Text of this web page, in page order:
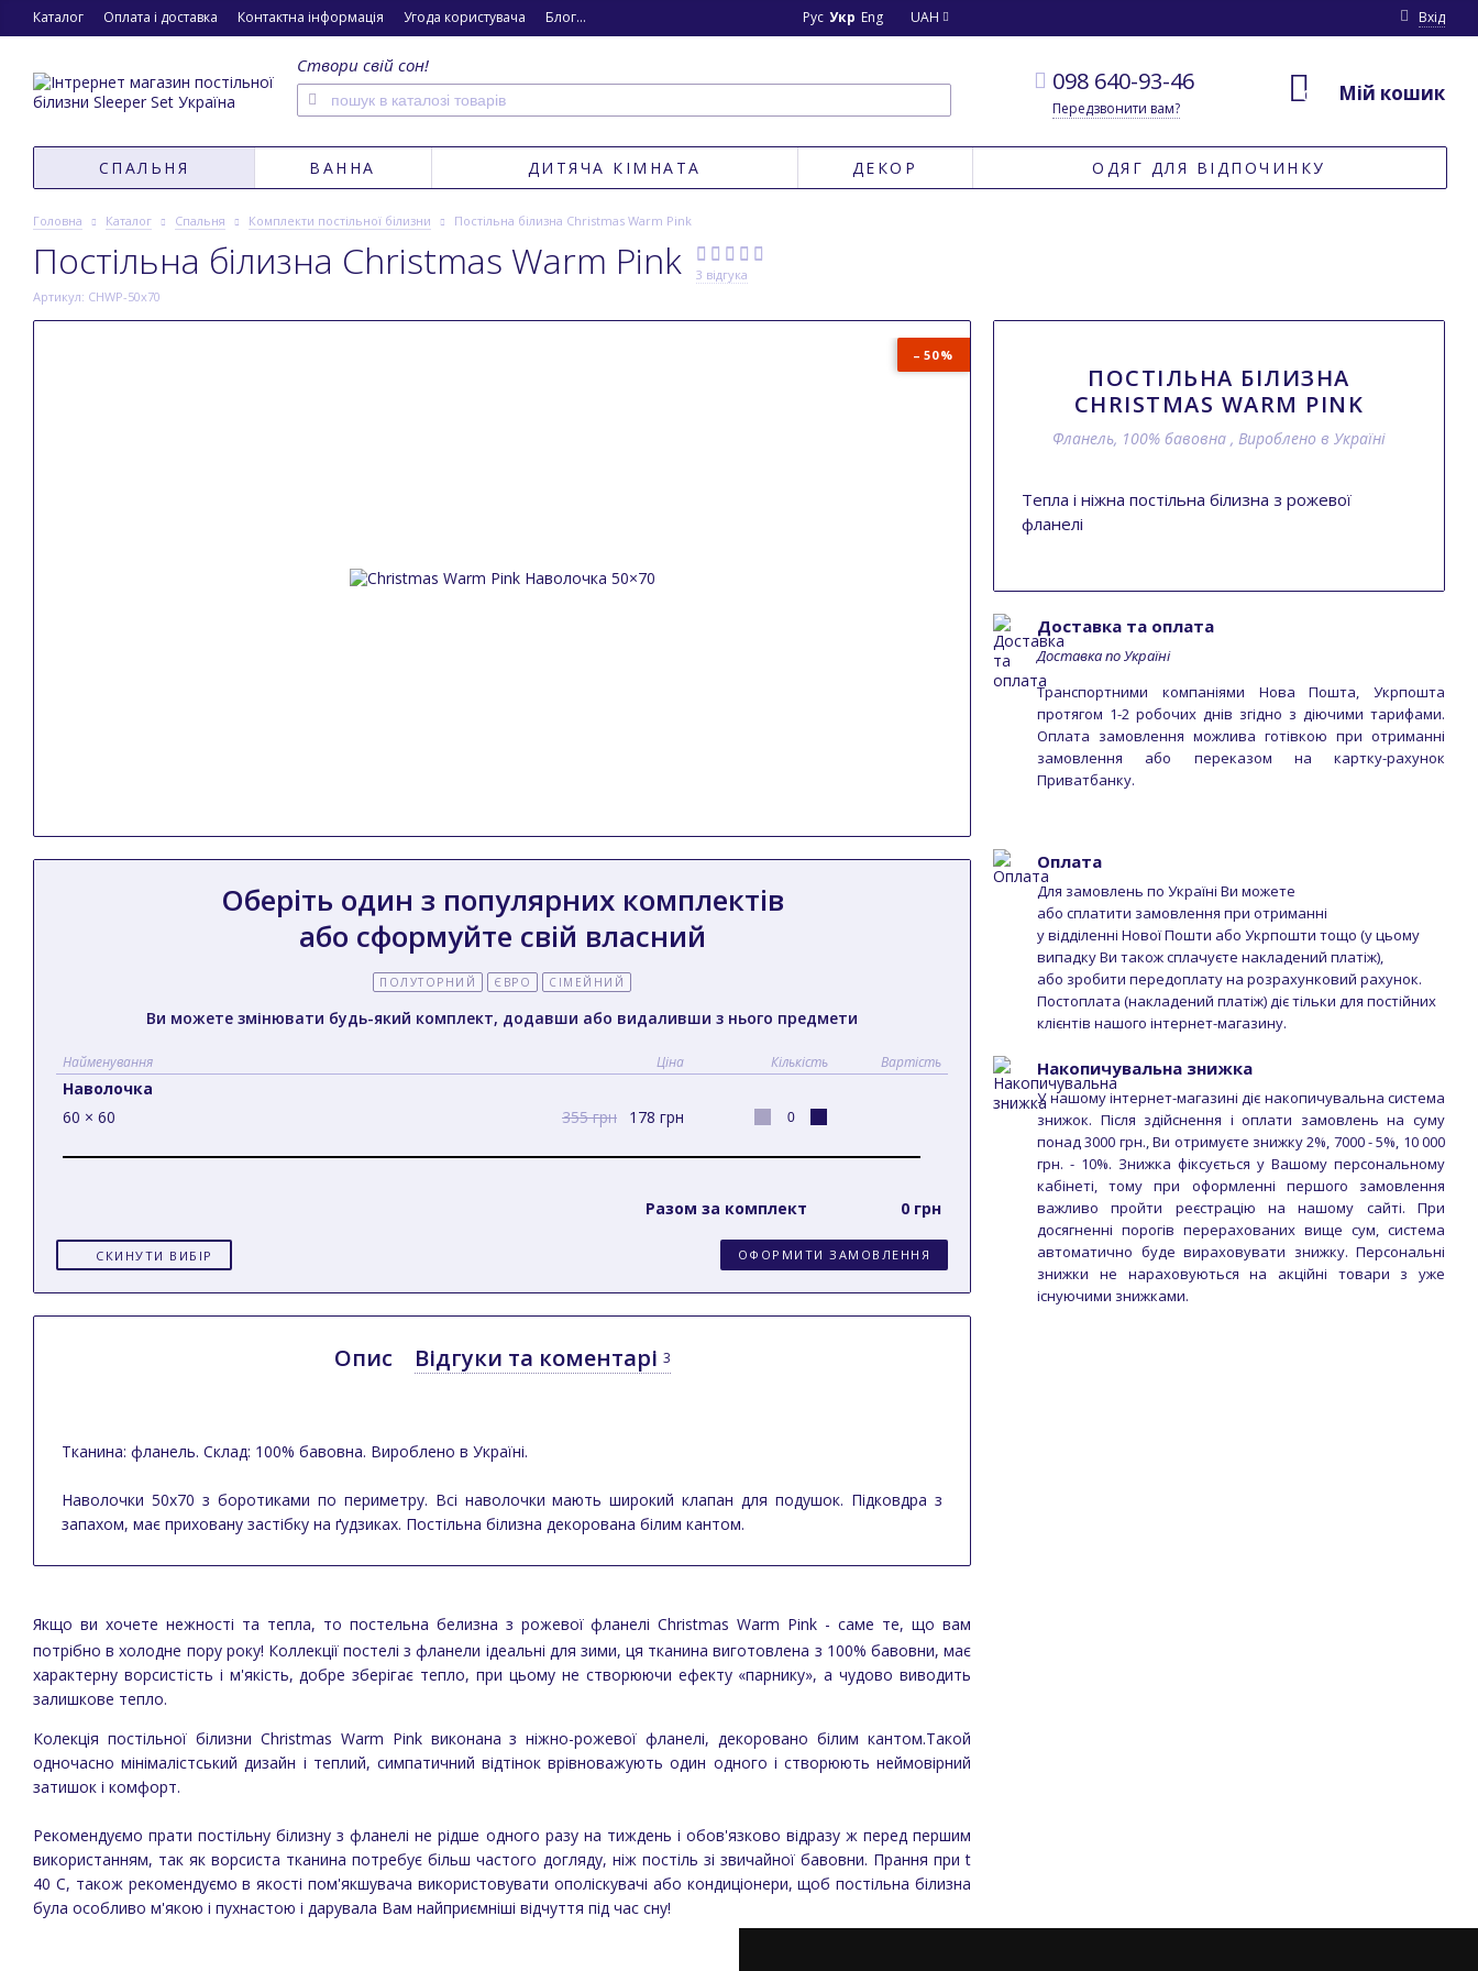
Каталог Оплата і доставка Контактна інформація Угода користувача Блог Вхід
Рус Укр Eng UAH
Створи свій сон!
098 640-93-46
Передзвонити вам?
0 Мій кошик
СПАЛЬНЯ ВАННА ДИТЯЧА КІМНАТА ДЕКОР ОДЯГ ДЛЯ ВІДПОЧИНКУ
Головна Каталог Спальня Комплекти постільної білизни Постільна білизна Christmas Warm Pink
Постільна білизна Christmas Warm Pink
3 відгука
Артикул: CHWP-50x70
50%
Оберіть один з популярних комплектів
або сформуйте свій власний
ПОЛУТОРНИЙ ЄВРО СІМЕЙНИЙ
Ви можете змінювати будь-який комплект, додавши або видаливши з нього предмети
Найменування Ціна Кількість Вартість
Наволочка
60 × 60
355 грн 178 грн
Разом за комплект 0 грн
ОФОРМИТИ ЗАМОВЛЕННЯ
СКИНУТИ ВИБІР
Опис Відгуки та коментарі 3
Тканина: фланель. Склад: 100% бавовна. Вироблено в Україні.
Наволочки 50х70 з боротиками по периметру. Всі наволочки мають широкий клапан для подушок. Підковдра з
запахом, має приховану застібку на ґудзиках. Постільна білизна декорована білим кантом.
Якщо ви хочете нежності та тепла, то постельна белизна з рожевої фланелі Christmas Warm Pink - саме те, що вам
потрібно в холоднe пору року! Коллекції постелі з фланели ідеальні для зими, ця тканина виготовлена ​​з 100% бавовни, має
характерну ворсистість і м'якість, добре зберігає тепло, при цьому не створюючи ефекту «парнику», а чудово виводить
залишкове тепло.
Колекція постільної білизни Christmas Warm Pink виконана з ніжно-рожевої фланелі, декоровано білим кантом.Такой
одночасно мінімалістський дизайн і теплий, симпатичний відтінок врівноважують один одного і створюють неймовірний
затишок і комфорт.
Рекомендуємо прати постільну білизну з фланелі не рідше одного разу на тиждень і обов'язково відразу ж перед першим
використанням, так як ворсиста тканина потребує більш частого догляду, ніж постіль зі звичайної бавовни. Прання при t
40 С, також рекомендуємо в якості пом'якшувача використовувати ополіскувачі або кондиціонери, щоб постільна білизна
була особливо м'якою і пухнастою і дарувала Вам найприємніші відчуття під час сну!
ПОСТІЛЬНА БІЛИЗНА
CHRISTMAS WARM PINK
Фланель, 100% бавовна , Вироблено в Україні
Тепла і ніжна постільна білизна з рожевої
фланелі
Доставка та оплата
Доставка по Україні
Транспортними компаніями Нова Пошта, Укрпошта
протягом 1-2 робочих днів згідно з діючими тарифами.
Оплата замовлення можлива готівкою при отриманні
замовлення або переказом на картку-рахунок
Приватбанку.
Оплата
Для замовлень по Україні Ви можете
або сплатити замовлення при отриманні
у відділенні Нової Пошти або Укрпошти тощо (у цьому
випадку Ви також сплачуєте накладений платіж),
або зробити передоплату на розрахунковий рахунок.
Постоплата (накладений платіж) діє тільки для постійних
клієнтів нашого інтернет-магазину.
Накопичувальна знижка
У нашому інтернет-магазині діє накопичувальна система
знижок. Після здійснення і оплати замовлень на суму
понад 3000 грн., Ви отримуєте знижку 2%, 7000 - 5%, 10 000
грн. - 10%. Знижка фіксується у Вашому персональному
кабінеті, тому при оформленні першого замовлення
важливо пройти реєстрацію на нашому сайті. При
досягненні порогів перерахованих вище сум, система
автоматично буде вираховувати знижку. Персональні
знижки не нараховуються на акційні товари з уже
існуючими знижками.